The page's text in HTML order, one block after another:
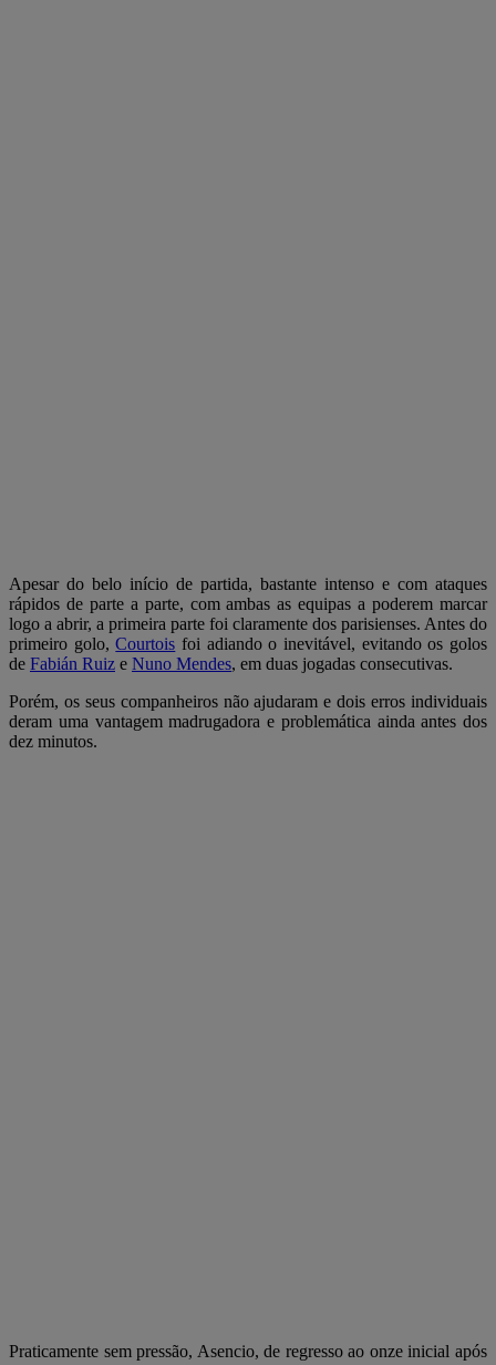
Apesar do belo início de partida, bastante intenso e com ataques
rápidos de parte a parte, com ambas as equipas a poderem marcar
logo a abrir, a primeira parte foi claramente dos parisienses. Antes do
primeiro golo,Courtois foi adiando o inevitável, evitando os golos
de Fabián Ruiz e Nuno Mendes, em duas jogadas consecutivas.
Porém, os seus companheiros não ajudaram e dois erros individuais
deram uma vantagem madrugadora e problemática ainda antes dos
dez minutos.
Praticamente sem pressão, Asencio, de regresso ao onze inicial após